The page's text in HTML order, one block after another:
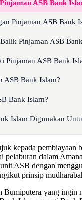
ASB Bank
Pinjaman ASB Bank
Pinjaman ASB
Pinjaman ASB Bank
ASB Bank Islam?
Bank Islam?
Islam Digunakan
kepada pembiayaan
pelaburan dalam
ASB dengan
prinsip
yang ingin